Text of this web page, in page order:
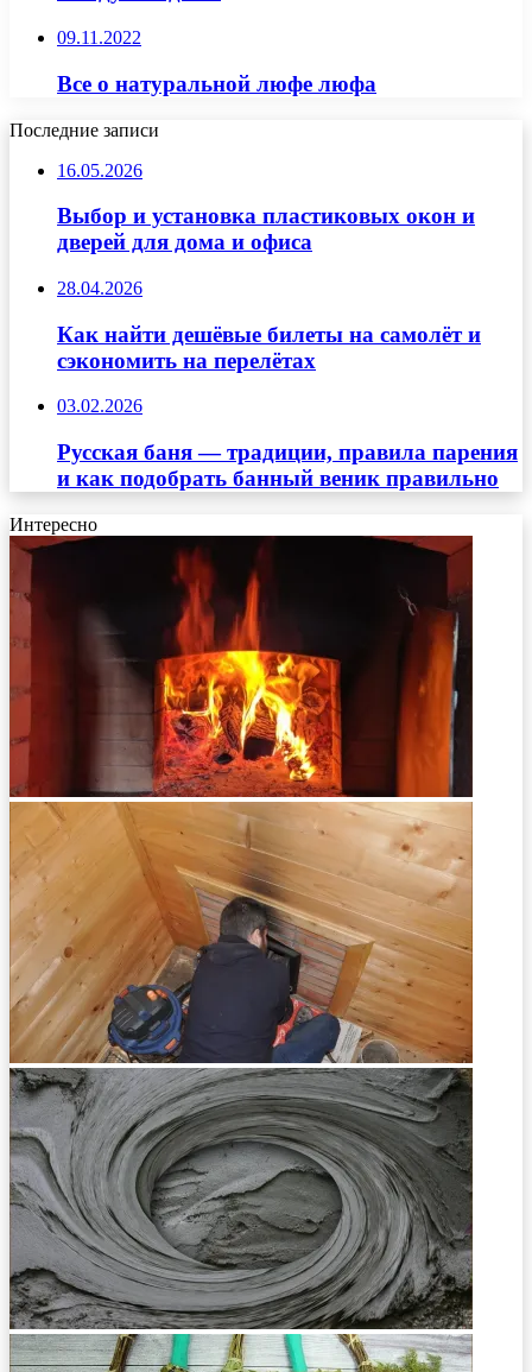
09.11.2022
Все о натуральной люфе люфа
Последние записи
16.05.2026
Выбор и установка пластиковых окон и
дверей для дома и офиса
28.04.2026
Как найти дешёвые билеты на самолёт и
сэкономить на перелётах
03.02.2026
Русская баня — традиции, правила парения
и как подобрать банный веник правильно
Интересно